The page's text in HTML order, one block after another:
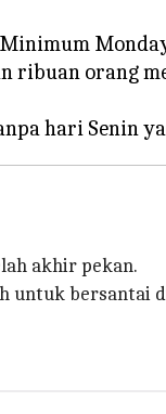
ribuan orang
akhir pekan.
untuk bersantai